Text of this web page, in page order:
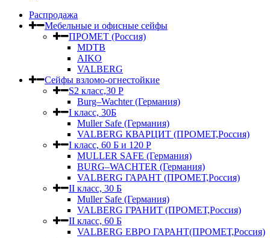
Распродажа
Мебельные и офисные сейфы
ПРОМЕТ (Россия)
MDTB
AIKO
VALBERG
Сейфы взломо-огнестойкие
S2 класс,30 Р
Burg–Wachter (Германия)
I класс, 30Б
Muller Safe (Германия)
VALBERG КВАРЦИТ (ПРОМЕТ,Россия)
I класс, 60 Б и 120 Р
MULLER SAFE (Германия)
BURG–WACHTER (Германия)
VALBERG ГАРАНТ (ПРОМЕТ,Россия)
II класс, 30 Б
Muller Safe (Германия)
VALBERG ГРАНИТ (ПРОМЕТ,Россия)
II класс, 60 Б
VALBERG ЕВРО ГАРАНТ(ПРОМЕТ,Россия)